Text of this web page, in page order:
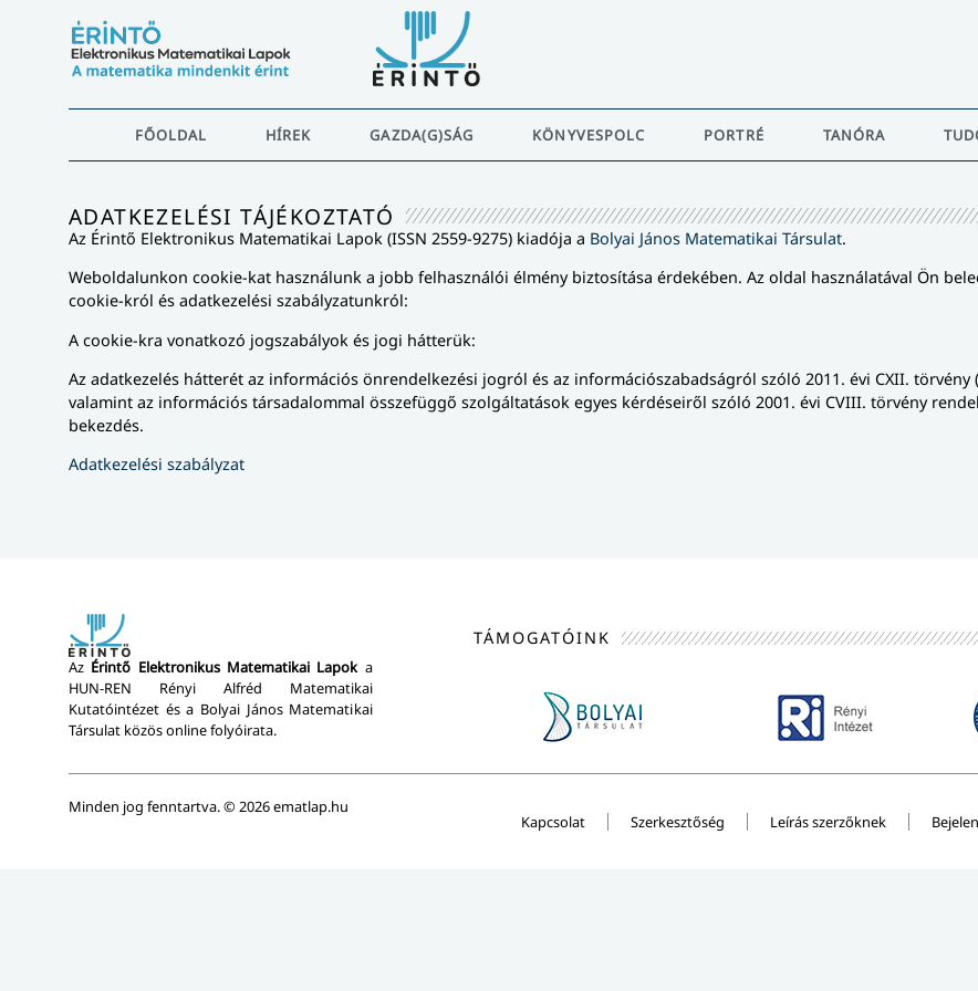
FŐOLDAL HÍREK GAZDA(G)SÁG KÖNYVESPOLC PORTRÉ TANÓRA
ADATKEZELÉSI TÁJÉKOZTATÓ
Az Érintő Elektronikus Matematikai Lapok (ISSN 2559-9275) kiadója a Bolyai János Matematikai Társulat.
Weboldalunkon cookie-kat használunk a jobb felhasználói élmény biztosítása érdekében. Az oldal használatával Ön
cookie-król és adatkezelési szabályzatunkról:
A cookie-kra vonatkozó jogszabályok és jogi hátterük:
Az adatkezelés hátterét az információs önrendelkezési jogról és az információszabadságról szóló 2011. évi CXII.
valamint az információs társadalommal összefüggő szolgáltatások egyes kérdéseiről szóló 2001. évi CVIII. törvény
bekezdés.
Adatkezelési szabályzat
Az Érintő Elektronikus Matematikai Lapoka
HUN-REN Rényi Alfréd Matematikai
Kutatóintézet és a Bolyai János Matematikai
Társulat közös online folyóirata.
TÁMOGATÓINK
Minden jog fenntartva. © 2026 ematlap.hu
Kapcsolat Szerkesztőség Leírás szerzőknek